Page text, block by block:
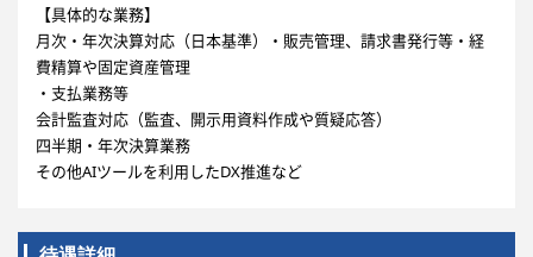
【具体的な業務】
月次・年次決算対応（日本基準）・販売管理、請求書発行等・経
費精算や固定資産管理
・支払業務等
会計監査対応（監査、開示用資料作成や質疑応答）
四半期・年次決算業務
その他AIツールを利用したDX推進など